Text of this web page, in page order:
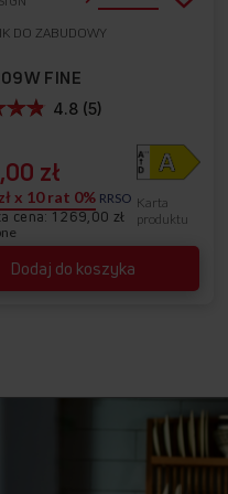
cena: 1 269,00 zł
DO ZABUDOWY
FINE
Dodaj do koszyka
4.8 (5)
Karta
produktu
zł
x 10 rat 0% RRSO